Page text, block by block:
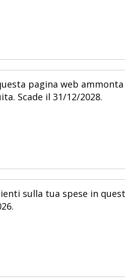
pagina web
Scade il 31/12/2028.
sulla tua spese in